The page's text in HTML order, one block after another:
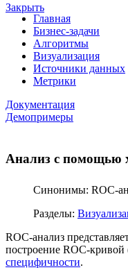
Закрыть
Главная
Бизнес-задачи
Алгоритмы
Визуализация
Источники данных
Метрики
Документация
Демопримеры
Анализ с помощью
Синонимы: ROC-
Разделы:
ROC-анализ
построение ROC-
специфичности.